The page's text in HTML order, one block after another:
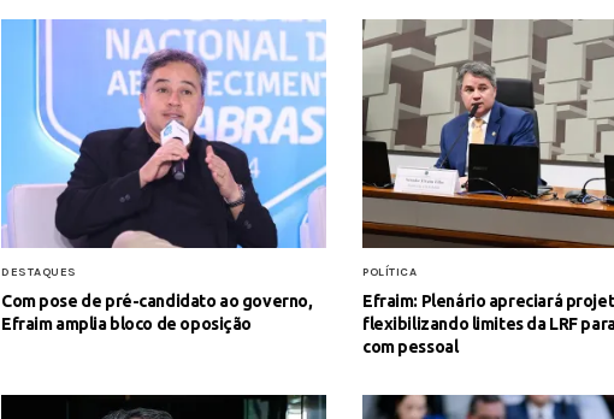
DESTAQUES
Com pose de pré-candidato ao governo,
Efraim amplia bloco de oposição
POLÍTICA
Efraim: Plenário apreciará
flexibilizando limites da LRF
com pessoal